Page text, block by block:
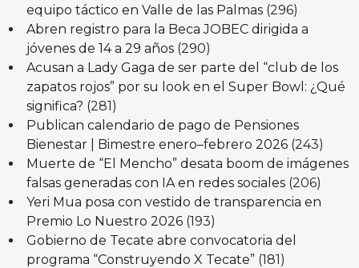
equipo táctico en Valle de las Palmas (296)
Abren registro para la Beca JOBEC dirigida a
jóvenes de 14 a 29 años (290)
Acusan a Lady Gaga de ser parte del “club de los
zapatos rojos” por su look en el Super Bowl: ¿Qué
significa? (281)
Publican calendario de pago de Pensiones
Bienestar | Bimestre enero–febrero 2026 (243)
Muerte de “El Mencho” desata boom de imágenes
falsas generadas con IA en redes sociales (206)
Yeri Mua posa con vestido de transparencia en
Premio Lo Nuestro 2026 (193)
Gobierno de Tecate abre convocatoria del
programa “Construyendo X Tecate” (181)